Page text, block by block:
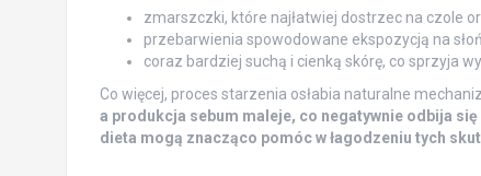
zmarszczki, które najłatwiej dostrzec na czole
przebarwienia spowodowane ekspozycją na
coraz bardziej suchą i cienką skórę, co sprzyja
Co więcej, proces starzenia osłabia naturalne
a produkcja sebum maleje, co negatywnie odbija
dieta mogą znacząco pomóc w łagodzeniu tych